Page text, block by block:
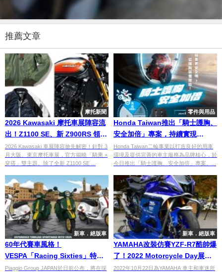
推薦文章
摩托新聞
2026 Kawasaki 摩托車展陣容流
出！Z1100 SE、新 Z900RS 領
軍，大阪/東京 MC Show 必看重
點預告
2026 Kawasaki 車展陣容搶先解密！針對 3
月大阪、東京摩托車展，官方揭曉「騎乘 ×
穿搭」雙主題。除了全新 Z1100 SE ...
零件與用品
Honda Taiwan推出「騎士護胸、
安全加倍」專案，持續實現
「Safety For Everyone」的核心
精神
Honda Taiwan二輪事業以打造良好的用車
環境及提供完善的車主服務為品牌核心，於
今日推出「騎士護胸、安全加倍」專案。...
新車．絕版車
60年代賽車風格！
VESPA「Racing Sixties」特仕
版
Piaggio Group JAPAN於日前公布，將在採
新車．絕版車
YAMAHA改裝仿賽YZF-R7酷帥爆
了！2022 Motorcycle Day展覽
車
2022年10月22日為YAMAHA 車主和車迷所